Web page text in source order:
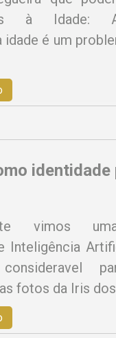
à Idade:
idade é um
identidade
vimos
Inteligência
fotos da Iris